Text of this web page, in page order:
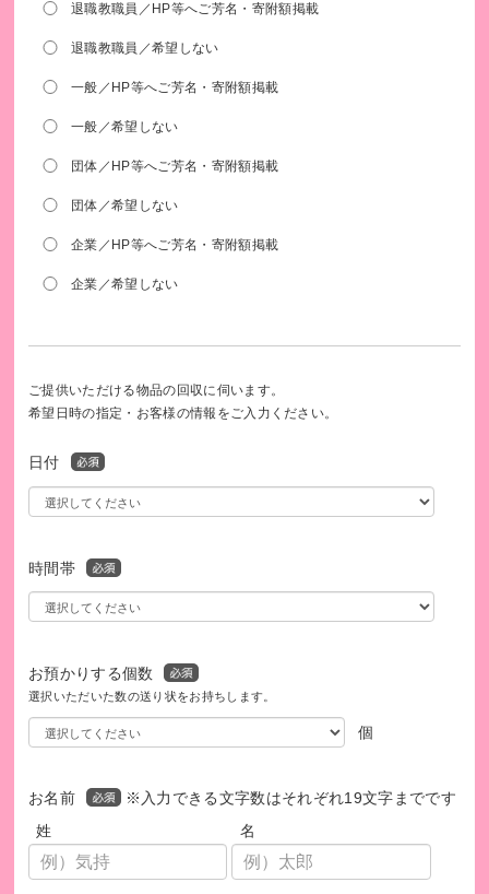
このプログラムは、SDGsの取り組みを促進します。
退職教職員／HP等へご芳名・寄附額掲載
退職教職員／希望しない
一般／HP等へご芳名・寄附額掲載
一般／希望しない
団体／HP等へご芳名・寄附額掲載
団体／希望しない
企業／HP等へご芳名・寄附額掲載
企業／希望しない
ご提供いただける物品の回収に伺います。
希望日時の指定・お客様の情報をご入力ください。
日付
時間帯
お預かりする個数
選択いただいた数の送り状をお持ちします。
個
お名前
※入力できる文字数はそれぞれ19文字までです
姓
名